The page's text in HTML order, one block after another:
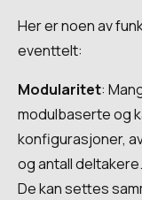
Her er noen av
eventtelt:
Modularitet:
modulbaserte og
konfigurasjoner,
og antall deltakere.
De kan settes